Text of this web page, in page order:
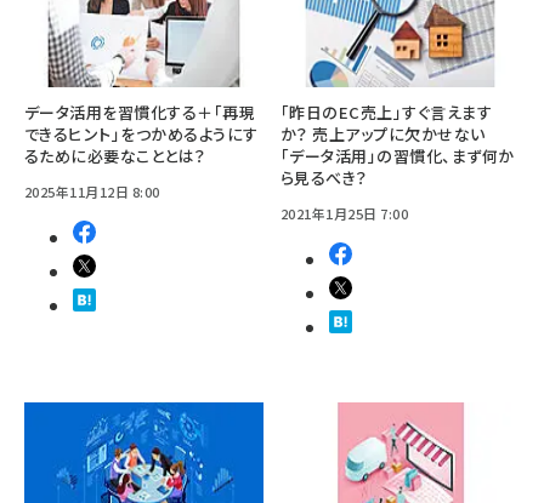
データ活用を習慣化する＋「再現
できるヒント」をつかめるようにす
るために必要なこととは？
2025年11月12日 8:00
「昨日のEC売上」すぐ言えます
か？ 売上アップに欠かせない
「データ活用」の習慣化、まず何か
ら見るべき？
2021年1月25日 7:00